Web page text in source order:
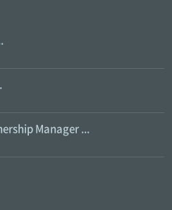
Manager ...